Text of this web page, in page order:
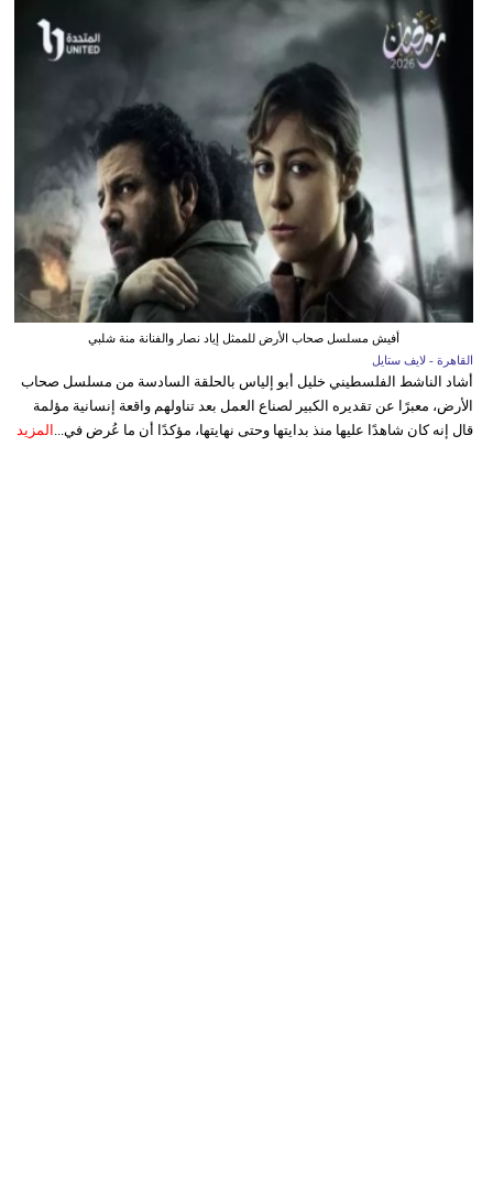
أفيش مسلسل صحاب الأرض للممثل إياد نصار والفنانة منة شلبي
القاهرة - لايف ستايل
أشاد الناشط الفلسطيني خليل أبو إلياس بالحلقة السادسة من مسلسل صحاب
الأرض، معبرًا عن تقديره الكبير لصناع العمل بعد تناولهم واقعة إنسانية مؤلمة
قال إنه كان شاهدًا عليها منذ بدايتها وحتى نهايتها، مؤكدًا أن ما عُرض في... المزيد